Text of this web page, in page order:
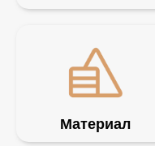
Материал